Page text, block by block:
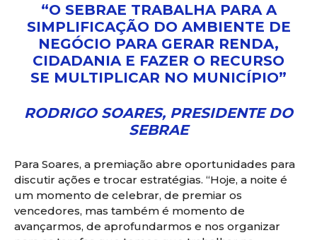
“O SEBRAE TRABALHA PARA A
SIMPLIFICAÇÃO DO AMBIENTE DE
NEGÓCIO PARA GERAR RENDA,
CIDADANIA E FAZER O RECURSO
SE MULTIPLICAR NO MUNICÍPIO”
RODRIGO SOARES, PRESIDENTE DO
SEBRAE
Para Soares, a premiação abre oportunidades para
discutir ações e trocar estratégias. “Hoje, a noite é
um momento de celebrar, de premiar os
vencedores, mas também é momento de
avançarmos, de aprofundarmos e nos organizar